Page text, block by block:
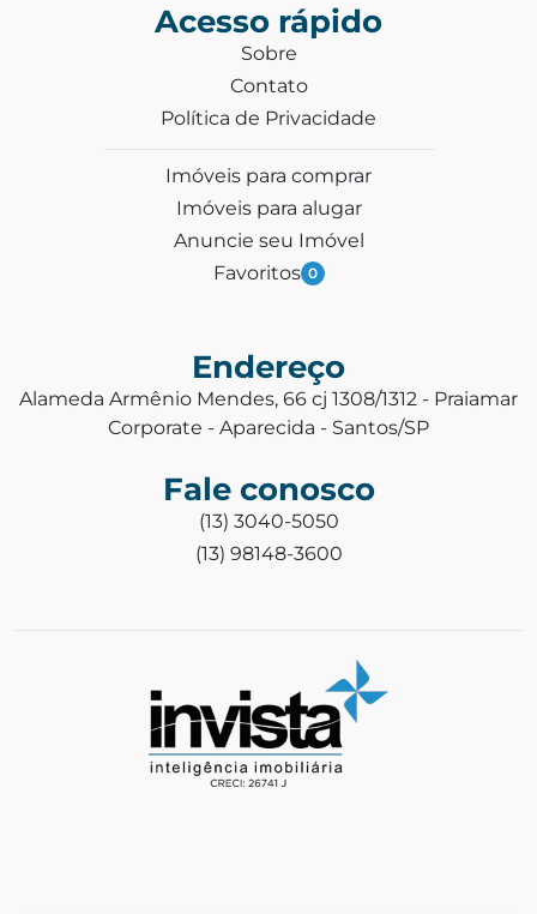
Acesso rápido
Sobre
Contato
Política de Privacidade
Imóveis para comprar
Imóveis para alugar
Anuncie seu Imóvel
Favoritos 0
Endereço
Alameda Armênio Mendes, 66 cj 1308/1312 - Praiamar
Corporate - Aparecida - Santos/SP
Fale conosco
(13) 3040-5050
(13) 98148-3600